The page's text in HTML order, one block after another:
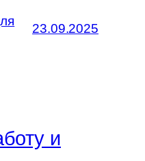
23.09.2025
и